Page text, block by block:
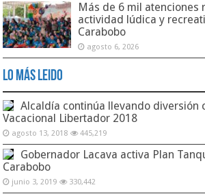
Más de 6 mil atenciones
actividad lúdica y
Carabobo
agosto 6, 2026
Lo Más Leido
Alcaldía continúa llevando diversión
Vacacional Libertador 2018
agosto 13, 2018 445,219
Gobernador Lacava activa Plan
Carabobo
junio 3, 2019 330,442